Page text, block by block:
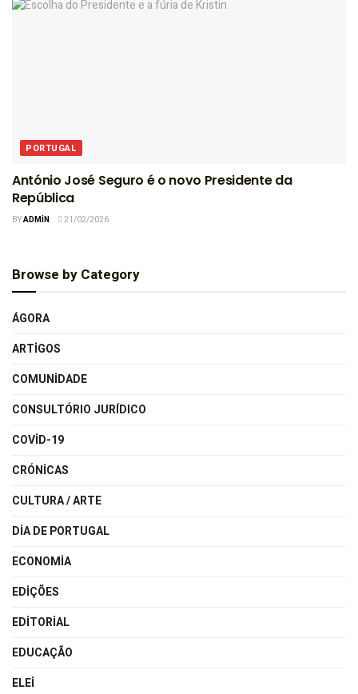
PORTUGAL
António José Seguro é o novo Presidente da
República
BYADMIN 21/02/2026
Browse by Category
ÁGORA
ARTIGOS
COMUNIDADE
CONSULTÓRIO JURÍDICO
COVID-19
CRÓNICAS
CULTURA / ARTE
DIA DE PORTUGAL
ECONOMIA
EDIÇÕES
EDITORIAL
EDUCAÇÃO
ELEI